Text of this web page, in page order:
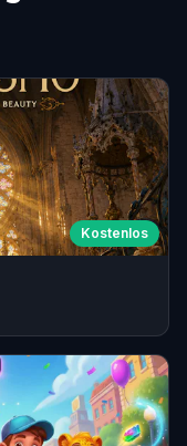
Kostenlos